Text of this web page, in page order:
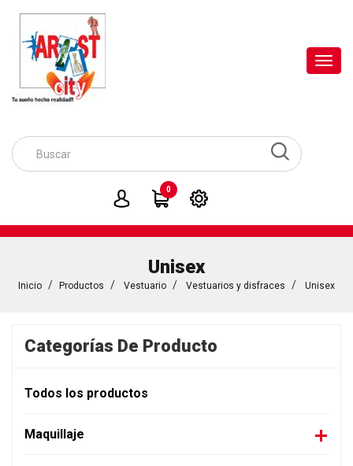
0
Unisex
Inicio Productos Vestuario Vestuarios y disfraces Unisex
Categorías De Producto
Todos los productos
Maquillaje